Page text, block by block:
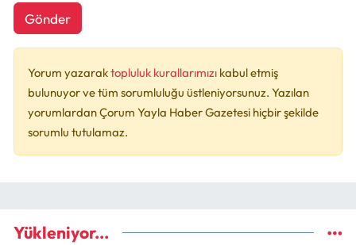
Gönder
Yorum yazaraktopluluk kurallarımızı kabul etmiş
bulunuyor ve tüm sorumluluğu üstleniyorsunuz. Yazılan
yorumlardan Çorum Yayla Haber Gazetesi hiçbir şekilde
sorumlu tutulamaz.
Yükleniyor...